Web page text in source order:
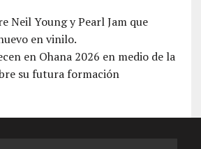
Neil Young y Pearl Jam que
en vinilo.
en Ohana 2026 en medio de la
su futura formación